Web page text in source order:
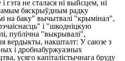
і гэта не сталася ні выйсцем, ні
бяскрыўдным радку
на баку" вычытвалі "крымінал",
і "шкодніцкую
публічна "выкрывалі",
вердыкты, накшталт: У саюзе з
і дробнабуржуазных
усяго капіталістычнага бруду